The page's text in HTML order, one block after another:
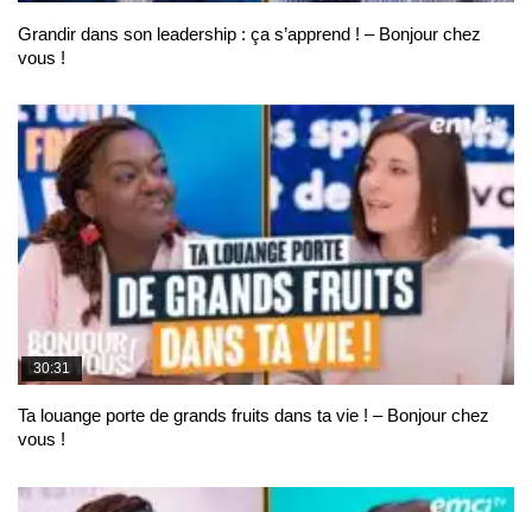
Grandir dans son leadership : ça s’apprend ! – Bonjour chez
vous !
30:31
Ta louange porte de grands fruits dans ta vie ! – Bonjour chez
vous !